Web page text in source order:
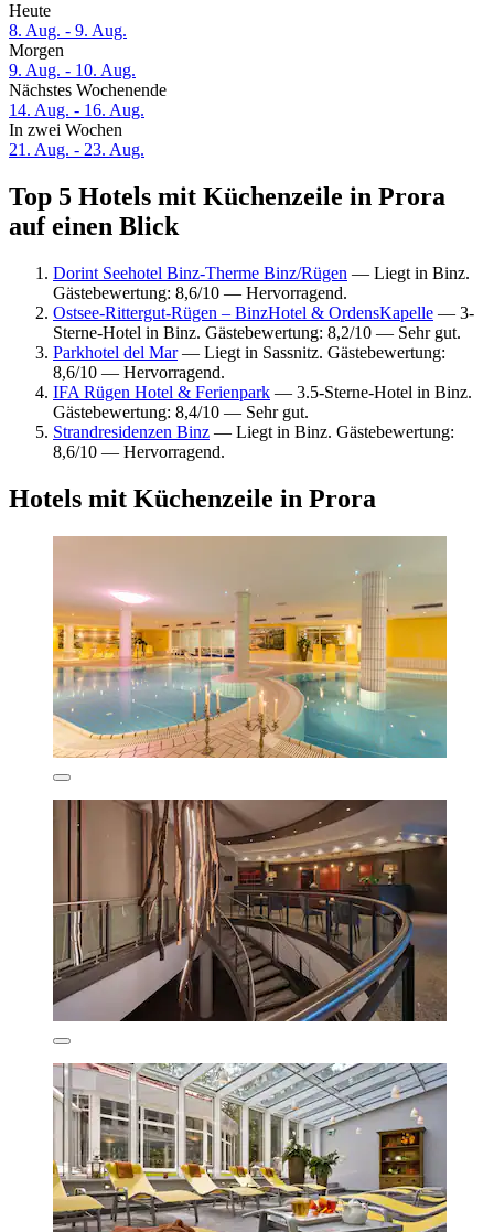
Heute
8. Aug. - 9. Aug.
Morgen
9. Aug. - 10. Aug.
Nächstes Wochenende
14. Aug. - 16. Aug.
In zwei Wochen
21. Aug. - 23. Aug.
Top 5 Hotels mit Küchenzeile in Prora
auf einen Blick
Dorint Seehotel Binz-Therme Binz/Rügen — Liegt in Binz.
Gästebewertung: 8,6/10 — Hervorragend.
Ostsee-Rittergut-Rügen – BinzHotel & OrdensKapelle — 3-
Sterne-Hotel in Binz. Gästebewertung: 8,2/10 — Sehr gut.
Parkhotel del Mar— Liegt in Sassnitz. Gästebewertung:
8,6/10 — Hervorragend.
IFA Rügen Hotel & Ferienpark — 3.5-Sterne-Hotel in Binz.
Gästebewertung: 8,4/10 — Sehr gut.
Strandresidenzen Binz — Liegt in Binz. Gästebewertung:
8,6/10 — Hervorragend.
Hotels mit Küchenzeile in Prora